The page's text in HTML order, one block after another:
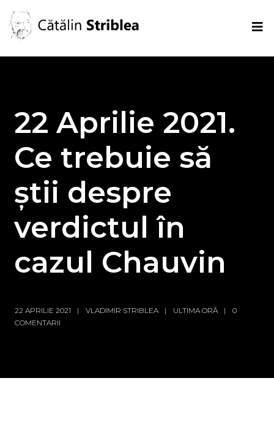
22 Aprilie 2021.
Ce trebuie să
știi despre
verdictul în
cazul Chauvin
22 APRILIE 2021 VLADIMIR STRIBLEA ULTIMA ORĂ
0
COMENTARII